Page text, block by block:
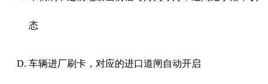
态
车辆进厂刷卡，对应的进口道闸自动开启